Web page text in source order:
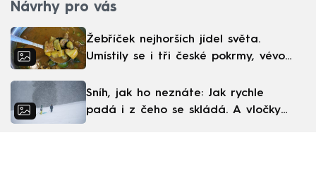
Návrhy pro vás
Žebříček nejhorších jídel světa.
Umístily se i tři české pokrmy, vévodí
Sníh, jak ho neznáte: Jak rychle
padá i z čeho se skládá. A vločky